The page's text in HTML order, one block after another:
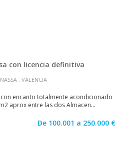
con licencia definitiva
, VALENCIA
encanto totalmente acondicionado
aprox entre las dos Almacen...
De 100.001 a 250.000 €